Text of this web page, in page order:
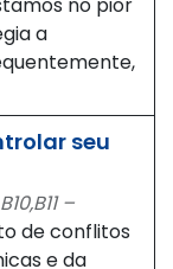
a
seu
–
de conflitos
e da